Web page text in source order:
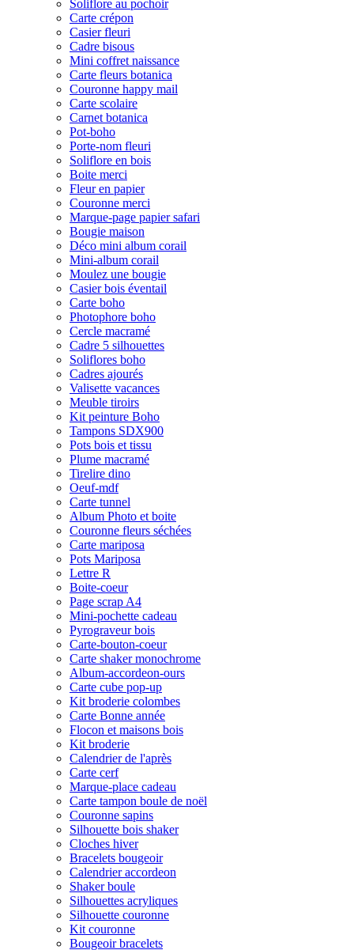
Soliflore au pochoir
Carte crépon
Casier fleuri
Cadre bisous
Mini coffret naissance
Carte fleurs botanica
Couronne happy mail
Carte scolaire
Carnet botanica
Pot-boho
Porte-nom fleuri
Soliflore en bois
Boite merci
Fleur en papier
Couronne merci
Marque-page papier safari
Bougie maison
Déco mini album corail
Mini-album corail
Moulez une bougie
Casier bois éventail
Carte boho
Photophore boho
Cercle macramé
Cadre 5 silhouettes
Soliflores boho
Cadres ajourés
Valisette vacances
Meuble tiroirs
Kit peinture Boho
Tampons SDX900
Pots bois et tissu
Plume macramé
Tirelire dino
Oeuf-mdf
Carte tunnel
Album Photo et boite
Couronne fleurs séchées
Carte mariposa
Pots Mariposa
Lettre R
Boite-coeur
Page scrap A4
Mini-pochette cadeau
Pyrograveur bois
Carte-bouton-coeur
Carte shaker monochrome
Album-accordeon-ours
Carte cube pop-up
Kit broderie colombes
Carte Bonne année
Flocon et maisons bois
Kit broderie
Calendrier de l'après
Carte cerf
Marque-place cadeau
Carte tampon boule de noël
Couronne sapins
Silhouette bois shaker
Cloches hiver
Bracelets bougeoir
Calendrier accordeon
Shaker boule
Silhouettes acryliques
Silhouette couronne
Kit couronne
Bougeoir bracelets